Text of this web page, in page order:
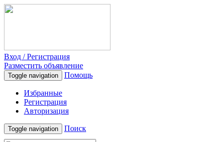
Вход / Регистрация
Разместить объявление
Toggle navigation Помощь
Избранные
Регистрация
Авторизация
Toggle navigation Поиск